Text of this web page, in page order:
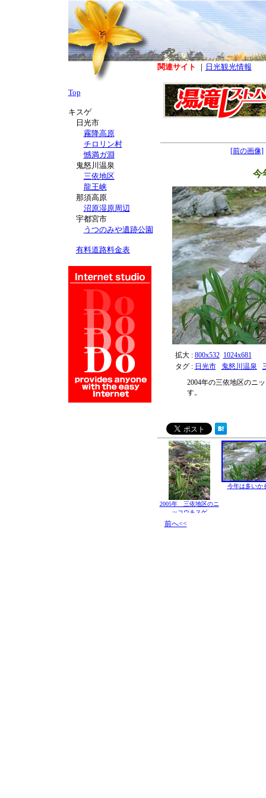
関連サイト ｜ 日光観光情報
[前の画像]
今
拡大 : 800x532 1024x681
タグ : 日光市 鬼怒川温泉
2004年の三依地区のニ
す。
2005年 三依地区のニ
ッコウキスゲ
今年は多いか
前へ<<
Top
キスゲ
日光市
霧降高原
チロリン村
憾満ガ淵
鬼怒川温泉
三依地区
龍王峡
那須高原
沼原湿原周辺
宇都宮市
うつのみや遺跡公園
有料道路料金表